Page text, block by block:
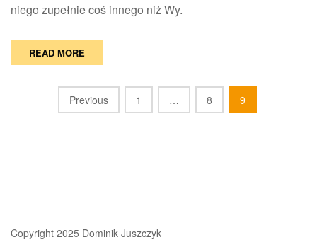
niego zupełnie coś innego niż Wy.
READ MORE
navigationPrevious 1 … 8 9
Copyright 2025 Dominik Juszczyk